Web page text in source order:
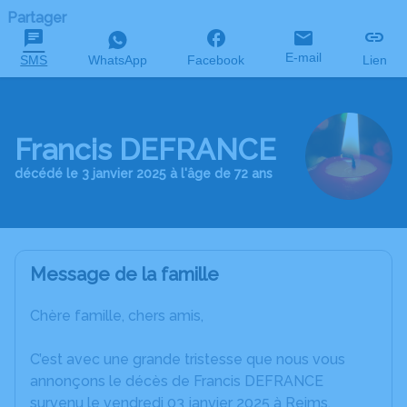
Partager
SMS WhatsApp Facebook E-mail Lien
Francis DEFRANCE
décédé le 3 janvier 2025 à l'âge de 72 ans
Message de la famille
Chère famille, chers amis,
C’est avec une grande tristesse que nous vous
annonçons le décès de Francis DEFRANCE
survenu le vendredi 03 janvier 2025 à Reims.